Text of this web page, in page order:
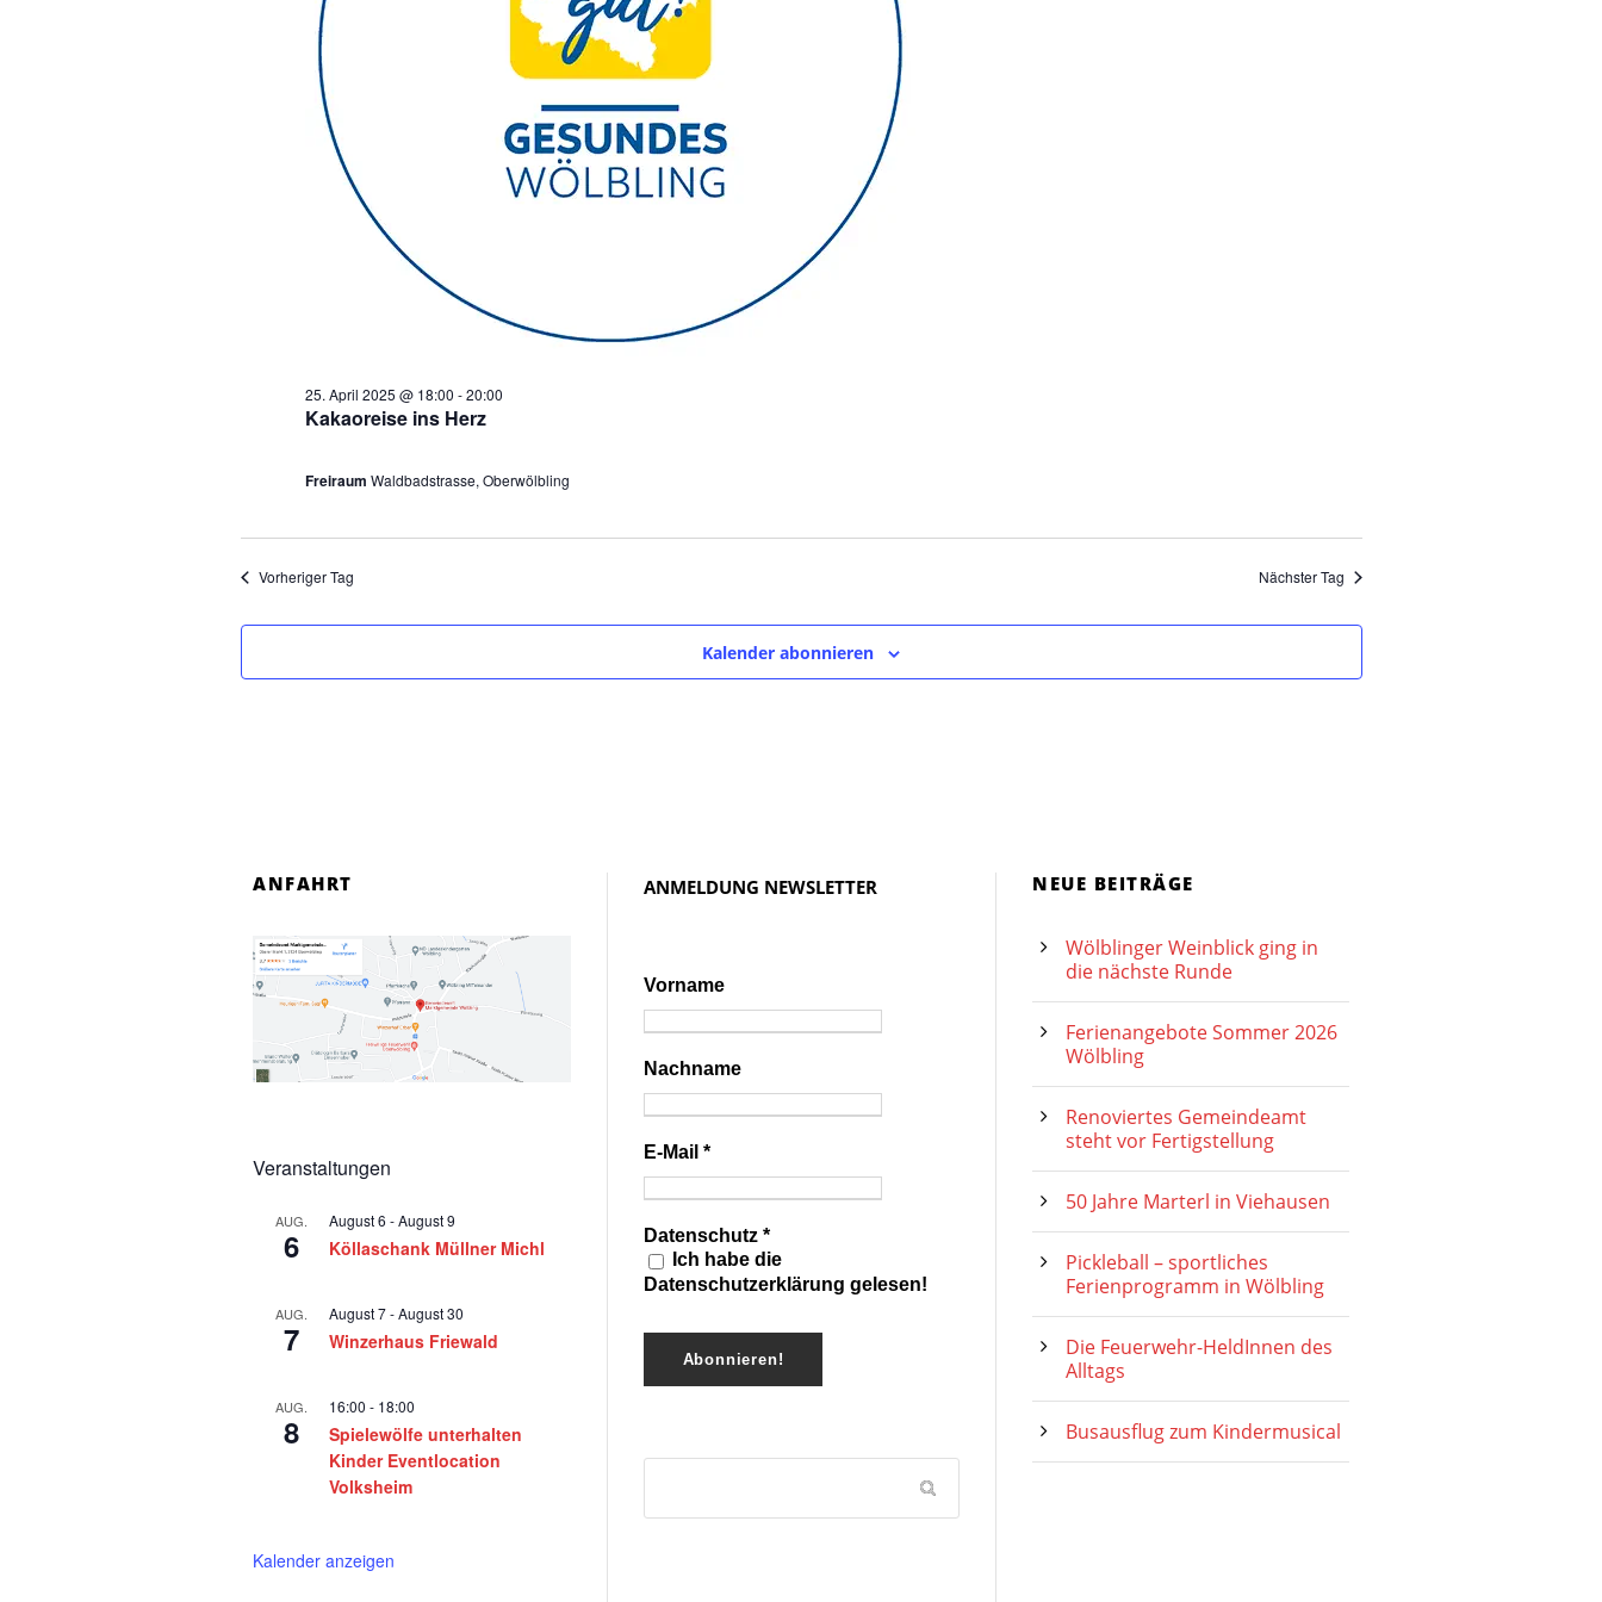
i
o
n
Kakaoreise ins Herz
25. April 2025 @ 18:00 -20:00
Freiraum Waldbadstrasse, Oberwölbling
Vorheriger Tag Nächster Tag
Kalender abonnieren
ANFAHRT
Veranstaltungen
AUG.
6
August 6 -August 9
Köllaschank Müllner Michl
AUG.
7
August 7-August 30
Winzerhaus Friewald
AUG.
8
16:00 - 18:00
Spielewölfe unterhalten
Kinder Eventlocation
Volksheim
Kalender anzeigen
ANMELDUNG NEWSLETTER
Vorname
Nachname
E-Mail *
Datenschutz *
Ich habe die
Datenschutzerklärung gelesen!
NEUE BEITRÄGE
Wölblinger Weinblick ging in
die nächste Runde
Ferienangebote Sommer 2026
Wölbling
Renoviertes Gemeindeamt
steht vor Fertigstellung
50 Jahre Marterl in Viehausen
Pickleball – sportliches
Ferienprogramm in Wölbling
Die Feuerwehr-HeldInnen des
Alltags
Busausflug zum Kindermusical